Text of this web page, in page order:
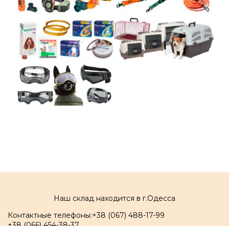
Наш склад находится в г.Одесса
Контактные телефоны:+38 (067) 488-17-99